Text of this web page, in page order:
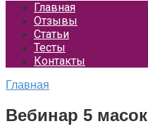
Главная
Отзывы
Статьи
Тесты
Контакты
Главная
Вебинар 5 масок